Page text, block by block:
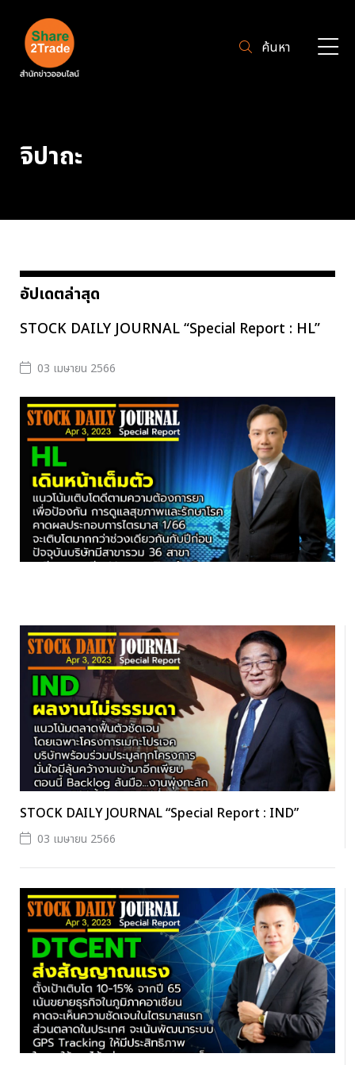
ค้นหา
จิปาถะ
อัปเดตล่าสุด
STOCK DAILY JOURNAL “Special Report : HL”
03 เมษายน 2566
STOCK DAILY JOURNAL “Special Report : IND”
03 เมษายน 2566